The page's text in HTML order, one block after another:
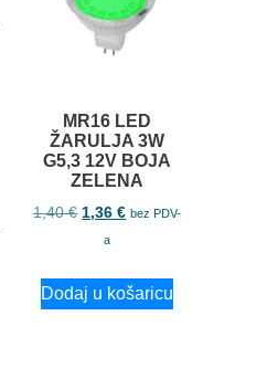
MR16 LED
ŽARULJA 3W
G5,3 12V BOJA
ZELENA
1,40€ 1,36€ bez PDV-
a
Dodaj u košaricu